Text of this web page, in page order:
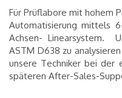
Für Prüflabore mit hohem
Automatisierung mittels
Achsen- Linearsystem.
ASTM D638 zu
unsere Techniker bei der
späteren After-Sales-